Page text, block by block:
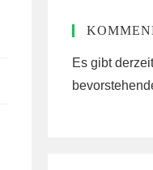
Es gibt